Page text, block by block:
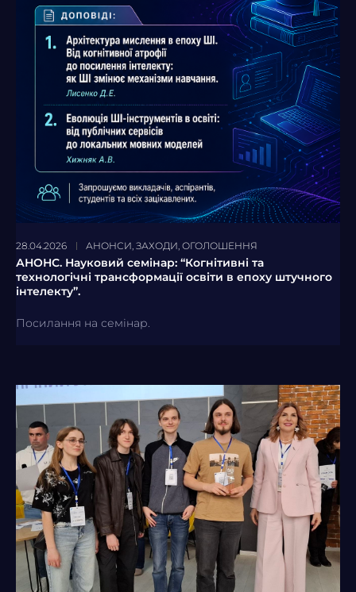
28.04.2026 АНОНСИ ЗАХОДИ ОГОЛОШЕННЯ
АНОНС. Науковий семінар: “Когнітивні та
технологічні трансформації освіти в епоху штучного
інтелекту”.
Посилання на семінар.